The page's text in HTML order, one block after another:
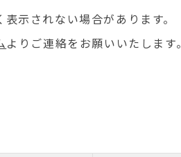
示されない場合があります。
よりご連絡をお願いいたします。